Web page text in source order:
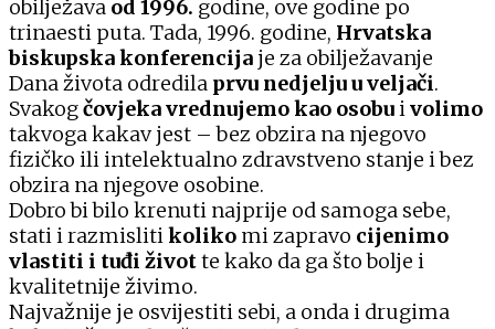
obilježava od 1996. godine, ove godine po
trinaesti puta. Tada, 1996. godine, Hrvatska
biskupska konferencija je za obilježavanje
Dana života odredila prvu nedjelju u veljači.
Svakogčovjeka vrednujemo kao osobuivolimo
takvoga kakav jest – bez obzira na njegovo
fizičko ili intelektualno zdravstveno stanje i bez
obzira na njegove osobine.
Dobro bi bilo krenuti najprije od samoga sebe,
stati i razmislitikoliko mi zapravo cijenimo
vlastiti i tuđi životte kako da ga što bolje i
kvalitetnije živimo.
Najvažnije je osvijestiti sebi, a onda i drugima